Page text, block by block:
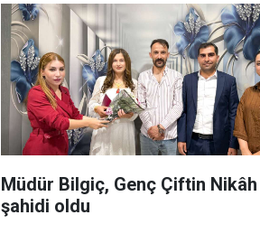
Müdür Bilgiç, Genç Çiftin Nikâh
şahidi oldu